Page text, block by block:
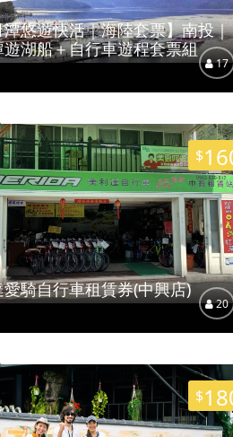
悠遊快活｜海陸套票】南投｜
湖船＋自行車遊程套票組
17
$
騎自行車租賃券(中興店)
20
$